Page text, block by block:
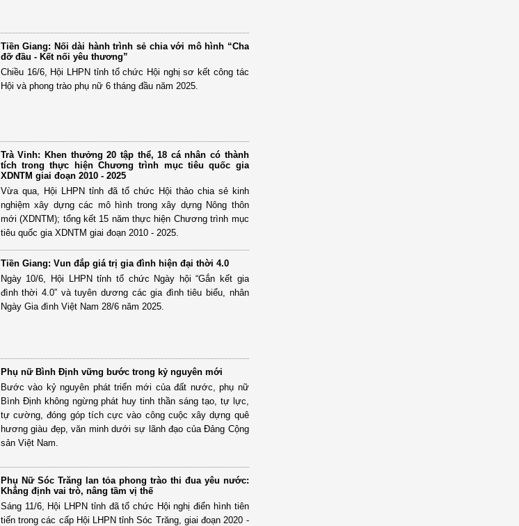
Tiền Giang: Nối dài hành trình sẻ chia với mô hình “Cha
đỡ đầu - Kết nối yêu thương”
Chiều 16/6, Hội LHPN tỉnh tổ chức Hội nghị sơ kết công tác
Hội và phong trào phụ nữ 6 tháng đầu năm 2025.
Trà Vinh: Khen thưởng 20 tập thể, 18 cá nhân có thành
tích trong thực hiện Chương trình mục tiêu quốc gia
XDNTM giai đoạn 2010 - 2025
Vừa qua, Hội LHPN tỉnh đã tổ chức Hội thảo chia sẻ kinh
nghiệm xây dựng các mô hình trong xây dựng Nông thôn
mới (XDNTM); tổng kết 15 năm thực hiện Chương trình mục
tiêu quốc gia XDNTM giai đoạn 2010 - 2025.
Tiền Giang: Vun đắp giá trị gia đình hiện đại thời 4.0
Ngày 10/6, Hội LHPN tỉnh tổ chức Ngày hội “Gắn kết gia
đình thời 4.0” và tuyên dương các gia đình tiêu biểu, nhân
Ngày Gia đình Việt Nam 28/6 năm 2025.
Phụ nữ Bình Định vững bước trong kỷ nguyên mới
Bước vào kỷ nguyên phát triển mới của đất nước, phụ nữ
Bình Định không ngừng phát huy tinh thần sáng tạo, tự lực,
tự cường, đóng góp tích cực vào công cuộc xây dựng quê
hương giàu đẹp, văn minh dưới sự lãnh đạo của Đảng Cộng
sản Việt Nam.
Phụ Nữ Sóc Trăng lan tỏa phong trào thi đua yêu nước:
Khẳng định vai trò, nâng tầm vị thế
Sáng 11/6, Hội LHPN tỉnh đã tổ chức Hội nghị điển hình tiên
tiến trong các cấp Hội LHPN tỉnh Sóc Trăng, giai đoạn 2020 -